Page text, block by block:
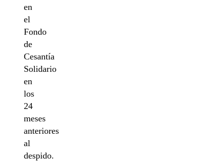
en
el
Fondo
de
Cesantía
Solidario
en
los
24
meses
anteriores
al
despido.